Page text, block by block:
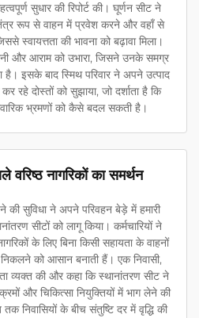
सुधार की रिपोर्ट की। घूर्णन सीट ने
रूप से वाहन में प्रवेश करने और वहाँ से
स्वायत्तता की भावना को बढ़ावा मिला।
और आराम को उभारा, जिसने उनके समग्र
है। इसके बाद स्मिथ परिवार ने अपने उत्पाद
रहे दोस्तों को सुझाया, जो दर्शाता है कि
भ्रमणों को कैसे बदल सकती है।
वरिष्ठ नागरिकों का समर्थन
की सुविधा ने अपने परिवहन बेड़े में हमारी
सीटों को लागू किया। कर्मचारियों ने
के लिए बिना किसी सहायता के वाहनों
को आसान बनाती हैं। एक निवासी,
व्यक्त की और कहा कि स्थानांतरण सीट ने
और चिकित्सा नियुक्तियों में भाग लेने की
निवासियों के बीच संतुष्टि दर में वृद्धि की